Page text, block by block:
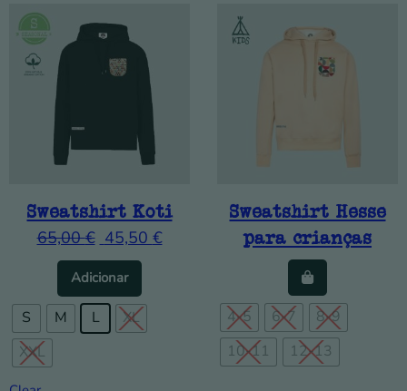
Sweatshirt Koti
65,00€ 45,50 €
Adicionar This product has multiple variants. The
S M L
XL
XXL
Sweatshirt Hesse
para crianças
4-5 6-7
8-9
10-11
12-13